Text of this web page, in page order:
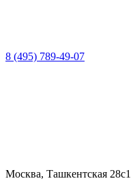
8 (495) 789-49-07
Москва, Ташкентская 28с1